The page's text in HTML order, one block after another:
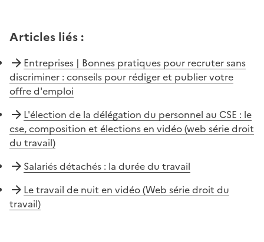
Articles liés :
Entreprises | Bonnes pratiques pour recruter sans
discriminer : conseils pour rédiger et publier votre
offre d'emploi
L'élection de la délégation du personnel au CSE : le
cse, composition et élections en vidéo (web série droit
du travail)
Salariés détachés : la durée du travail
Le travail de nuit en vidéo (Web série droit du
travail)